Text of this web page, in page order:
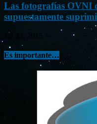
Las fotografías OVNI
supuestamente
Jul 23, 2015
Es importante…